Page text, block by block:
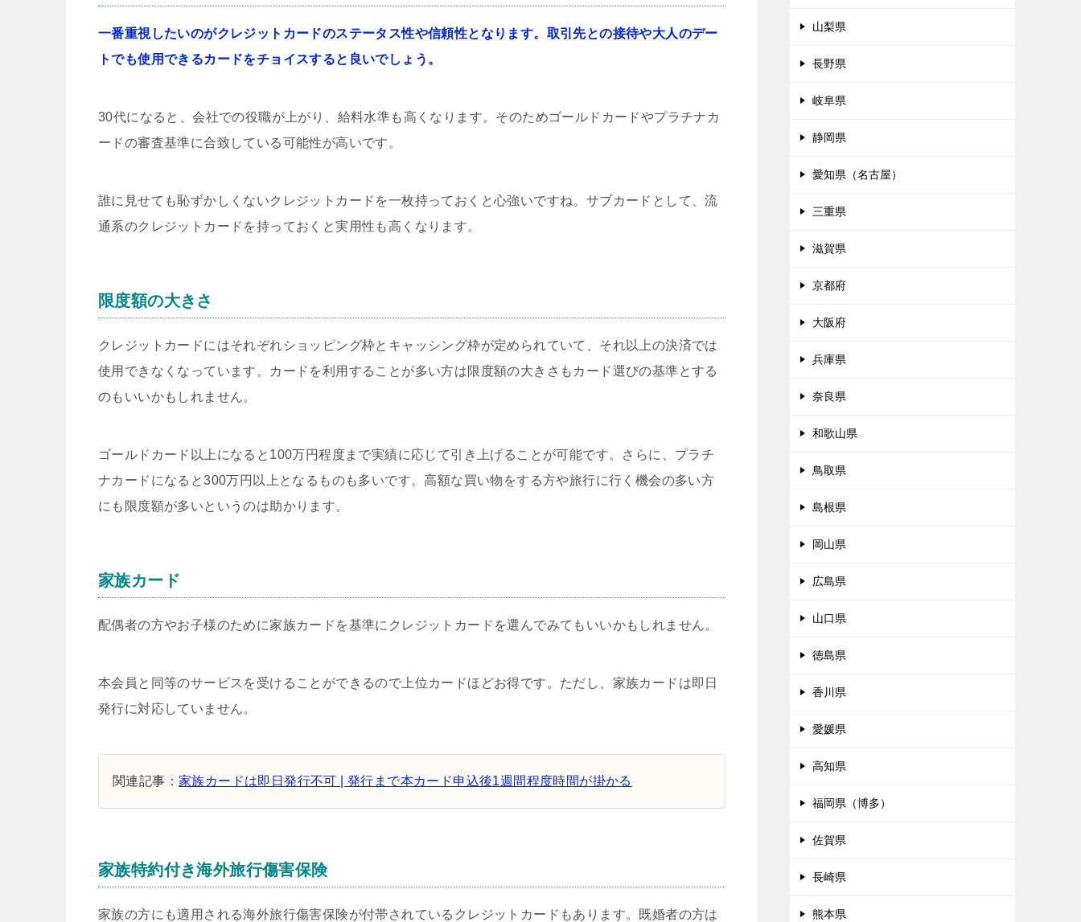
一番重視したいのがクレジットカードのステータス性や信頼性となります。取引先との接待や大人のデー
トでも使用できるカードをチョイスすると良いでしょう。
30代になると、会社での役職が上がり、給料水準も高くなります。そのためゴールドカードやプラチナカ
ードの審査基準に合致している可能性が高いです。
誰に見せても恥ずかしくないクレジットカードを一枚持っておくと心強いですね。サブカードとして、流
通系のクレジットカードを持っておくと実用性も高くなります。
限度額の大きさ
クレジットカードにはそれぞれショッピング枠とキャッシング枠が定められていて、それ以上の決済では
使用できなくなっています。カードを利用することが多い方は限度額の大きさもカード選びの基準とする
のもいいかもしれません。
ゴールドカード以上になると100万円程度まで実績に応じて引き上げることが可能です。さらに、プラチ
ナカードになると300万円以上となるものも多いです。高額な買い物をする方や旅行に行く機会の多い方
にも限度額が多いというのは助かります。
家族カード
配偶者の方やお子様のために家族カードを基準にクレジットカードを選んでみてもいいかもしれません。
本会員と同等のサービスを受けることができるので上位カードほどお得です。ただし、家族カードは即日
発行に対応していません。
関連記事： 家族カードは即日発行不可 | 発行まで本カード申込後1週間程度時間が掛かる
家族特約付き海外旅行傷害保険
家族の方にも適用される海外旅行傷害保険が付帯されているクレジットカードもあります。既婚者の方は
山梨県
長野県
岐阜県
静岡県
愛知県（名古屋）
三重県
滋賀県
京都府
大阪府
兵庫県
奈良県
和歌山県
鳥取県
島根県
岡山県
広島県
山口県
徳島県
香川県
愛媛県
高知県
福岡県（博多）
佐賀県
長崎県
熊本県